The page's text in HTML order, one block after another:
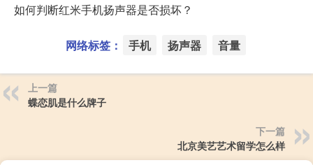
如何判断红米手机扬声器是否损坏？
网络标签： 手机 扬声器 音量
上一篇
蝶恋肌是什么牌子
下一篇
北京美艺艺术留学怎么样